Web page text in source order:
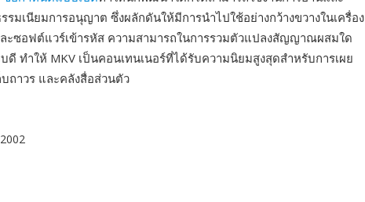
รมเนียมการอนุญาต ซึ่งผลักดันให้มีการนำไปใช้อย่างกว้างขวางในเครื่อง
ะซอฟต์แวร์เข้ารหัส ความสามารถในการรวมตัวแปลงสัญญาณผสมใด
ดี ทำให้ MKV เป็นคอนเทนเนอร์ที่ได้รับความนิยมสูงสุดสำหรับการเผย
ถาวร และคลังสื่อส่วนตัว